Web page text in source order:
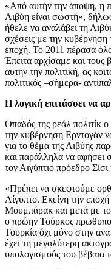
«Από αυτήν την άποψη, η
Λιβύη είναι σωστή»,
ήθελε να αναλάβει τη
σχέσεις με την
εποχή. Το 2011 πέρασα
Έπειτα αρχίσαμε και
αυτήν την πολιτική, ας
πολιτικός –σήμερα-
Η λογική επιτάσσει να
Οπαδός της ρεάλ πολιτίκ
την κυβέρνηση Ερντογάν
για το θέμα της Λιβύης
και παράλληλα να αφήσει
τον Αιγύπτιο πρόεδρο Σίσι
«Πρέπει να σκεφτούμε
Αίγυπτο. Εκείνη την
Μουμπάρακ και μετά με
ο πρώην Τούρκος
Τουρκία όχι μόνο στην
έχει τη μεγαλύτερη
υπολογισμούς του βέβαια